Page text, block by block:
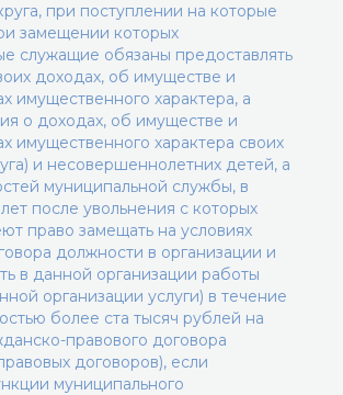
при поступлении на которые
замещении которых
служащие обязаны предоставлять
доходах, об имуществе и
имущественного характера, а
о доходах, об имуществе и
имущественного характера своих
и несовершеннолетних детей, а
муниципальной службы, в
после увольнения с которых
право замещать на условиях
должности в организации и
в данной организации работы
организации услуги) в течение
более ста тысяч рублей на
правового договора
договоров), если
муниципального